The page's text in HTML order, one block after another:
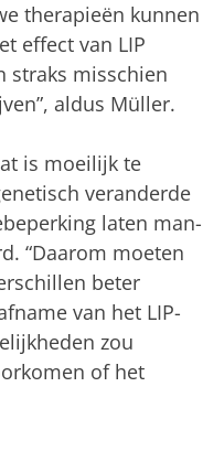
therapieën kunnen
effect van LIP
straks misschien
aldus Müller.
is moeilijk te
veranderde
laten man-
“Daarom moeten
beter
van het LIP-
zou
of het